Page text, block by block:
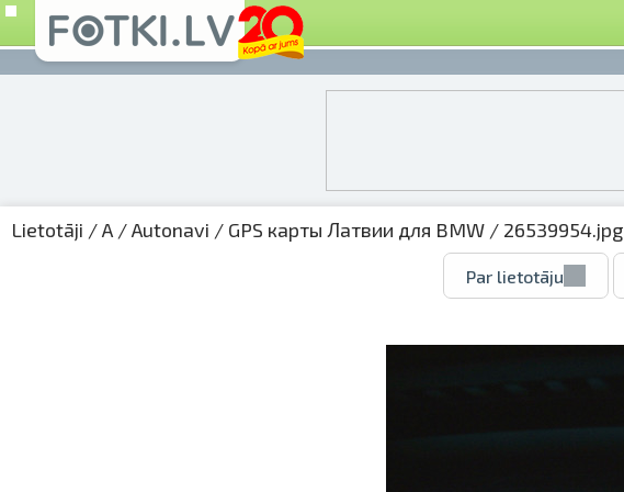
Lietotāji /A /Autonavi / GPS карты Латвии для BMW / 26539954.jpg
Par lietotāju